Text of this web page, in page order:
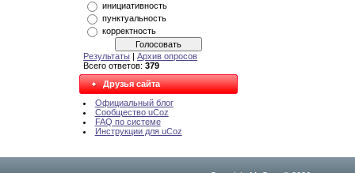
инициативность
пунктуальность
корректность
Результаты | Архив опросов
Всего ответов: 379
Друзья сайта
Официальный блог
Сообщество uCoz
FAQ по системе
Инструкции для uCoz